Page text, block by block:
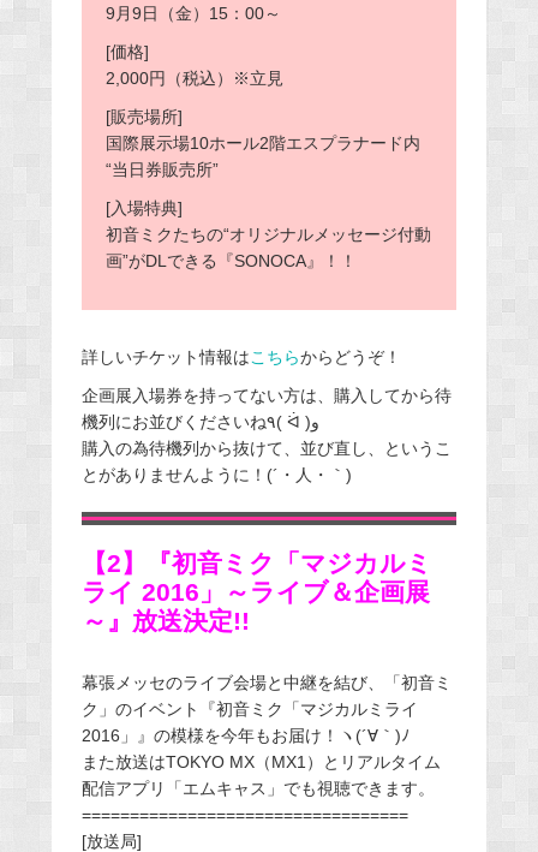
9月9日（金）15：00～
[価格]
2,000円（税込）※立見
[販売場所]
国際展示場10ホール2階エスプラナード内
“当日券販売所”
[入場特典]
初音ミクたちの“オリジナルメッセージ付動
画”がDLできる『SONOCA』！！
詳しいチケット情報はこちらからどうぞ！
企画展入場券を持ってない方は、購入してから待
機列にお並びくださいね٩( ᐛ )و
購入の為待機列から抜けて、並び直し、というこ
とがありませんように！(´・人・｀)
【2】『初音ミク「マジカルミ
ライ 2016」～ライブ＆企画展
～』放送決定!!
幕張メッセのライブ会場と中継を結び、「初音ミ
ク」のイベント『初音ミク「マジカルミライ
2016」』の模様を今年もお届け！ヽ(´∀｀)ﾉ
また放送はTOKYO MX（MX1）とリアルタイム
配信アプリ「エムキャス」でも視聴できます。
==================================
[放送局]